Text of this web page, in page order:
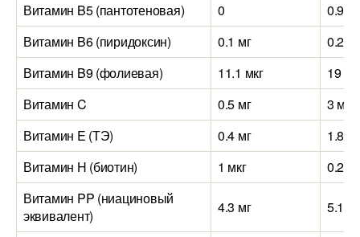
Витамин B5 (пантотеновая)
0
0.9 мг
Витамин B6 (пиридоксин)
0.1 мг
0.2 мг
Витамин B9 (фолиевая)
11.1 мкг
19
Витамин C
0.5 мг
3 мг
Витамин E (ТЭ)
0.4 мг
1.8 мг
Витамин H (биотин)
1 мкг
0.2
Витамин PP (ниациновый
эквивалент)
4.3 мг 5.1 мг